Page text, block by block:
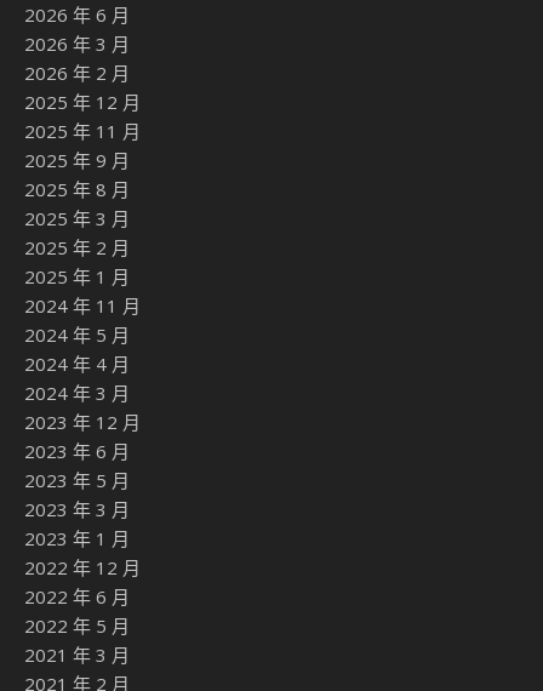
2026 年 6 月
2026 年 3 月
2026 年 2 月
2025 年 12 月
2025 年 11 月
2025 年 9 月
2025 年 8 月
2025 年 3 月
2025 年 2 月
2025 年 1 月
2024 年 11 月
2024 年 5 月
2024 年 4 月
2024 年 3 月
2023 年 12 月
2023 年 6 月
2023 年 5 月
2023 年 3 月
2023 年 1 月
2022 年 12 月
2022 年 6 月
2022 年 5 月
2021 年 3 月
2021 年 2 月